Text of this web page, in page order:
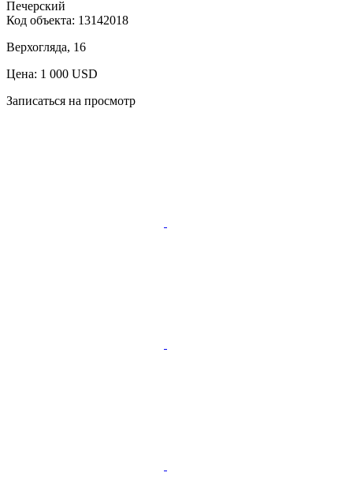
Печерский
Код объекта: 13142018
Верхогляда, 16
Цена: 1 000 USD
Записаться на просмотр